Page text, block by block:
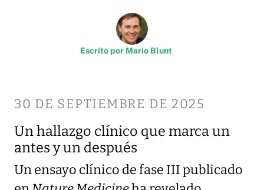
Escrito por Mario Blunt
30 DE SEPTIEMBRE DE 2025
Un hallazgo clínico que marca un
antes y un después
Un ensayo clínico de fase III publicado